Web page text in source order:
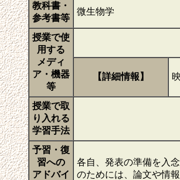
教科書・
参考書等
微生物学
授業で使
用する
メディ
ア・機器
等
【詳細情報】
授業で取
り入れる
学習手法
予習・復
習への
アドバイ
各自、発表の準備を入
のためには、論文や情